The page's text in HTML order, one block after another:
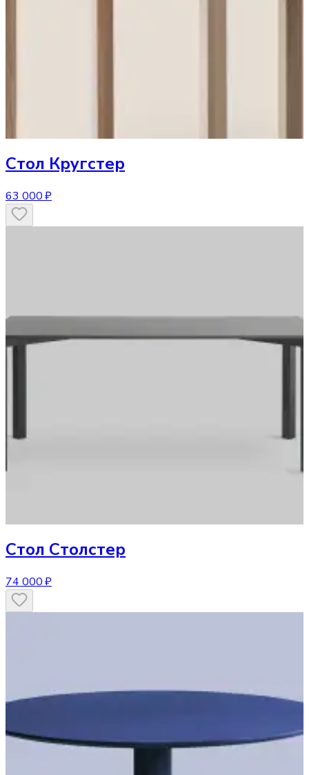
Стол Кругстер
63 000 ₽
Стол Столстер
74 000 ₽